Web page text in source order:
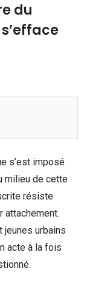
du
s’est imposé
milieu de cette
résiste
attachement.
jeunes urbains
acte à la fois